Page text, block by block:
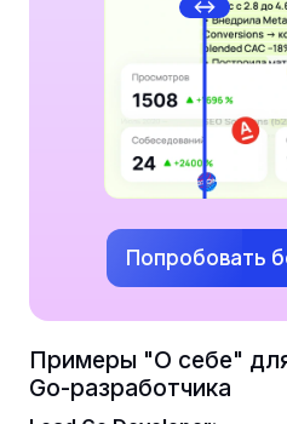
Попробовать
Примеры "О себе"
Go-разработчика